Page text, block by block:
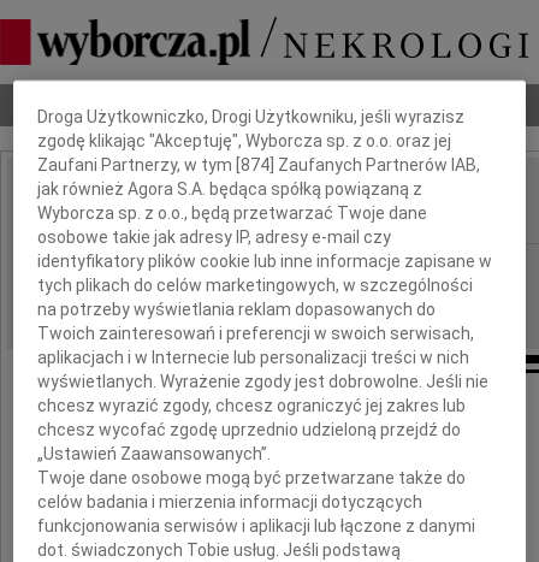
Nekrologi Odeszli Poradnik pogrzebowy
IMIĘ I NAZWISKO: Ewa Mossakowska
REGION: Warszawa
DATA EMISJI: 30.07.2009
Z głębokim żalem zawiadamiamy,
że dnia 22 lipca 2009 roku
zmarła nagle
Dbamy o Twoją prywatność
Droga Użytkowniczko, Drogi Użytkowniku, jeśli wyrazisz
zgodę klikając "Akceptuję", Wyborcza sp. z o.o. oraz jej
Zaufani Partnerzy, w tym [874 ] Zaufanych Partnerów IAB,
jak również Agora S.A. będąca spółką powiązaną z
Wyborcza sp. z o.o., będą przetwarzać Twoje dane
osobowe takie jak adresy IP, adresy e-mail czy
identyfikatory plików cookie lub inne informacje zapisane w
tych plikach do celów marketingowych, w szczególności
na potrzeby wyświetlania reklam dopasowanych do
Twoich zainteresowań i preferencji w swoich serwisach,
aplikacjach i w Internecie lub personalizacji treści w nich
wyświetlanych. Wyrażenie zgody jest dobrowolne. Jeśli nie
chcesz wyrazić zgody, chcesz ograniczyć jej zakres lub
chcesz wycofać zgodę uprzednio udzieloną przejdź do
„Ustawień Zaawansowanych”.
Twoje dane osobowe mogą być przetwarzane także do
celów badania i mierzenia informacji dotyczących
funkcjonowania serwisów i aplikacji lub łączone z danymi
dot. świadczonych Tobie usług. Jeśli podstawą